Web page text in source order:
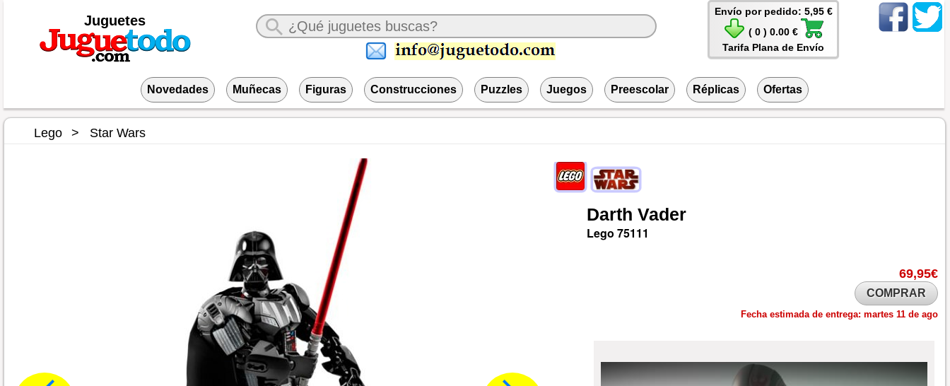
Juguetes
Envío por pedido: 5,95 €
( 0 ) 0.00 €
Tarifa Plana de Envío
Novedades Muñecas Figuras Construcciones Puzzles Juegos Preescolar Réplicas Ofertas
Lego Star Wars
Darth Vader
Lego 75111
69,95€
COMPRAR
Fecha estimada de entrega: martes 11 de ago